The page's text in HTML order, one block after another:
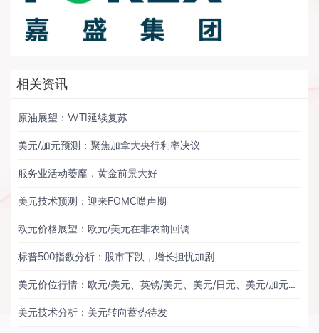
相关资讯
原油展望：WTI延续复苏
美元/加元预测：聚焦加拿大央行利率决议
服务业活动萎靡，黄金前景大好
美元技术预测：迎来FOMC噤声期
欧元价格展望：欧元/美元在非农前回调
标普500指数分析：股市下跌，增长担忧加剧
美元价位行情：欧元/美元、英镑/美元、美元/日元、美元/加元、黄金
美元技术分析：美元转向蓄势待发